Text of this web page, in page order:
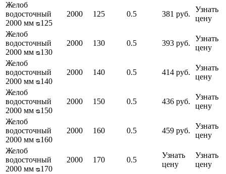
Желоб
водосточный
2000 мм ᴓ125
2000 125 0.5 381 руб.
Узнать
цену
Желоб
водосточный
2000 мм ᴓ130
2000 130 0.5 393 руб.
Узнать
цену
Желоб
водосточный
2000 мм ᴓ140
2000 140 0.5 414 руб.
Узнать
цену
Желоб
водосточный
2000 мм ᴓ150
2000 150 0.5 436 руб.
Узнать
цену
Желоб
водосточный
2000 мм ᴓ160
2000 160 0.5 459 руб.
Узнать
цену
Желоб
водосточный
2000 мм ᴓ170
2000 170 0.5
Узнать
цену
Узнать
цену